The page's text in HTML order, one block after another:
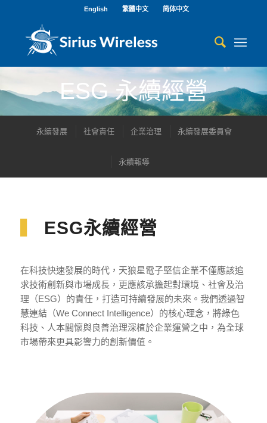
English 繁體中文 简体中文
ESG 永續經營
永續發展 社會責任 企業治理 永續發展委員會
永續報導
ESG永續經營
在科技快速發展的時代，天狼星電子堅信企業不僅應該追
求技術創新與市場成長，更應該承擔起對環境、社會及治
理（ESG）的責任，打造可持續發展的未來。我們透過智
慧連結（We Connect Intelligence）的核心理念，將綠色
科技、人本關懷與良善治理深植於企業運營之中，為全球
市場帶來更具影響力的創新價值。